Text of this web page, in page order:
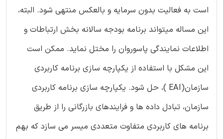
است به فعالیت بدون سرمایه و بالعکس منتهی شود. البته،
این مساله میتواند برنامه بودجه سالانه بخش ارتباطات و
اطلاعات نمایندگی پاسوروان را مختل نماید. ممکن است
این مشکل با استفاده از یکپارچه سازی برنامه کاربردی
سازمان(EAI )، حل شود. یکپارچه سازی برنامه کاربردی
سازمان، تبادل داده ها و فرایندهای بازرگانی را از طریق
برنامه های کاربردی متفاوت متعددی میسر می سازد که بهم